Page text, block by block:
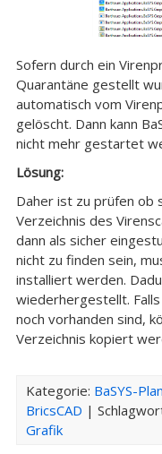
Sofern durch ein
Quarantäne gestellt
automatisch vom
gelöscht. Dann kann
nicht mehr gestartet
Lösung:
Daher ist zu prüfen ob
Verzeichnis des
dann als sicher
nicht zu finden sein,
installiert werden.
wiederhergestellt.
noch vorhanden sind,
Verzeichnis kopiert
Kategorie: BaSYS-
BricsCAD |
Grafik